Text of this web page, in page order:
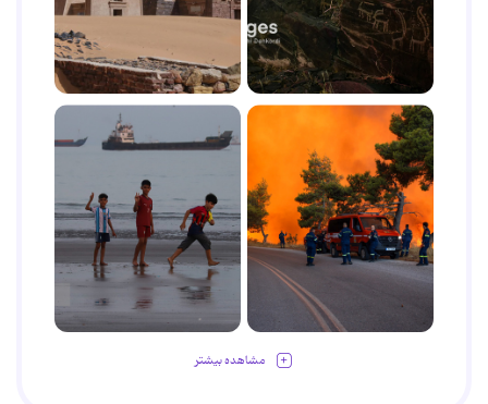
مشاهده بیشتر